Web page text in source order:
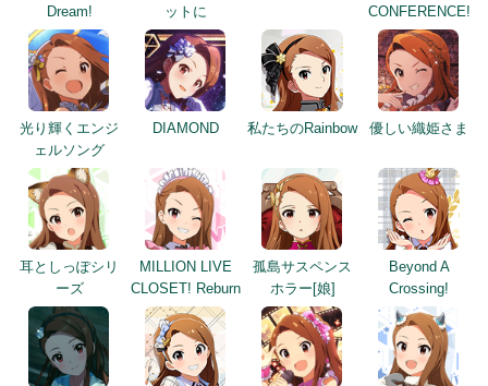
Dream!
ットに
CONFERENCE!
光り輝くエンジ
ェルソング
DIAMOND 私たちのRainbow 優しい織姫さま
耳としっぽシリ
ーズ
MILLION LIVE
CLOSET! Reburn
孤島サスペンス
ホラー[娘]
Beyond A
Crossing!